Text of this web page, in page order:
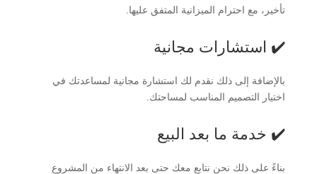
تأخير، مع احترام الميزانية المتفق عليها.
✔️ استشارات مجانية
بالإضافة إلى ذلك نقدم لك استشارة مجانية لمساعدتك في
اختيار التصميم المناسب لمساحتك.
✔️ خدمة ما بعد البيع
بناءً على ذلك نحن نتابع معك حتى بعد الانتهاء من المشروع